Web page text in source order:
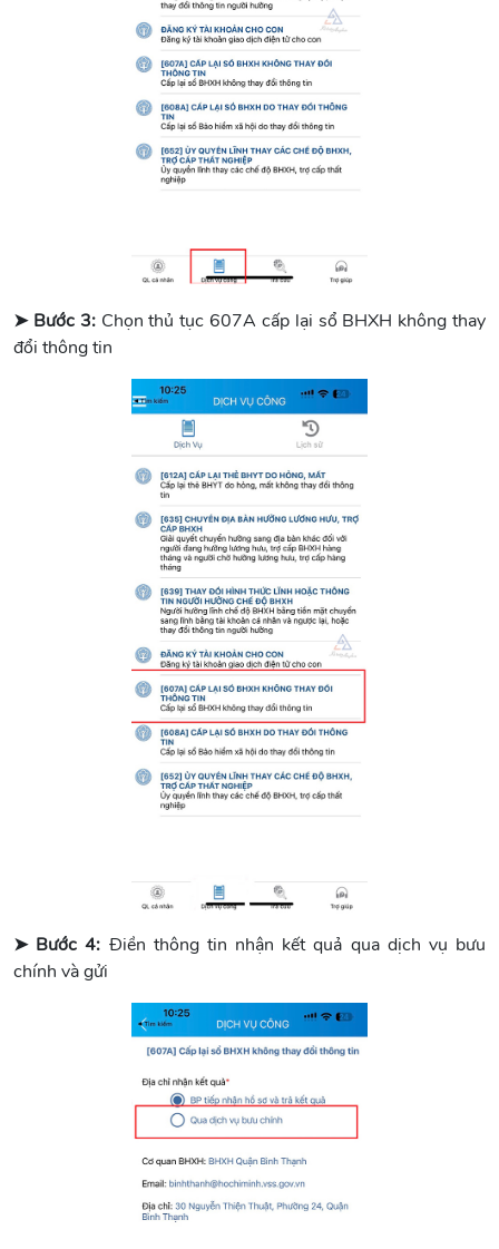
➤ Bước 3:Chọn thủ tục 607A cấp lại sổ BHXH không thay
đổi thông tin
➤ Bước 4: Điền thông tin nhận kết quả qua dịch vụ bưu
chính và gửi